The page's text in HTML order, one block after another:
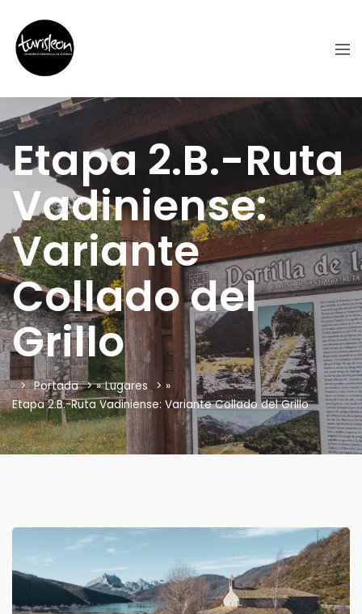
Etapa 2.B.-Ruta
Vadiniense:
Variante
Collado del
Grillo
Portada » Lugares
»
Etapa 2.B.-Ruta Vadiniense: Variante Collado del Grillo